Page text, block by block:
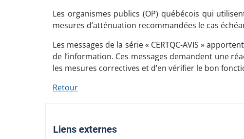
Les organismes publics (OP) québécois qui
mesures d’atténuation recommandées le cas
Les messages de la série « CERTQC-AVIS »
de l’information. Ces messages demandent une
les mesures correctives et d’en vérifier le bon
Retour
Liens externes